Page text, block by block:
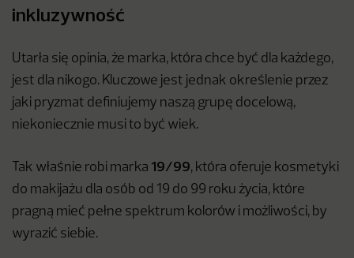
inkluzywność
Utarła się opinia, że marka, która chce być dla każdego,
jest dla nikogo. Kluczowe jest jednak określenie przez
jaki pryzmat definiujemy naszą grupę docelową,
niekoniecznie musi to być wiek.
Tak właśnie robi marka 19/99, która oferuje kosmetyki
do makijażu dla osób od 19 do 99 roku życia, które
pragną mieć pełne spektrum kolorów i możliwości, by
wyrazić siebie.